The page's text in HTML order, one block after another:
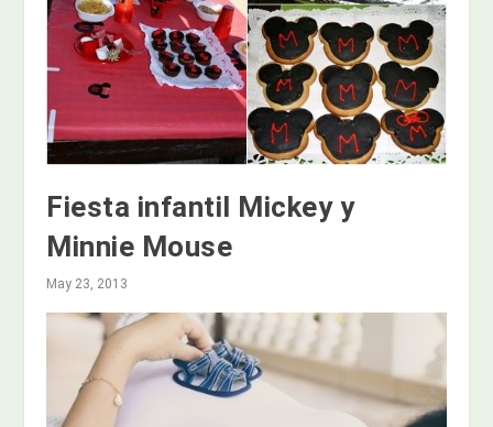
Fiesta infantil Mickey y
Minnie Mouse
May 23, 2013